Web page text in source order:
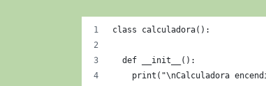
class calculadora():
  def __init__():
print("\nCalculadora